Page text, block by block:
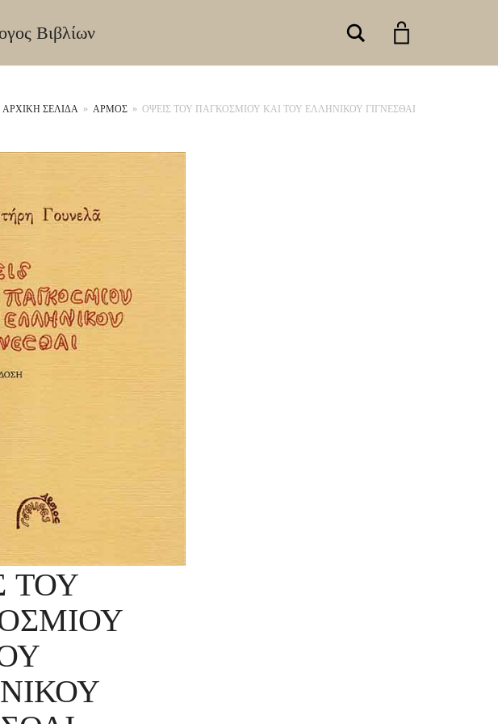
Βιβλίων Search
ΑΡΧΙΚΉ ΣΕΛΊΔΑ » ΑΡΜΟΣ » ΟΨΕΙΣ ΤΟΥ ΠΑΓΚΟΣΜΙΟΥ ΚΑΙ ΤΟΥ ΕΛΛΗΝΙΚΟΥ ΓΙΓΝΕΣΘΑΙ
ΤΟΥ